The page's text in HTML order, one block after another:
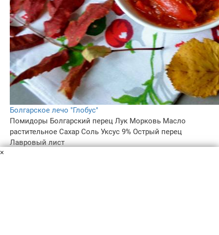
Болгарское лечо "Глобус"
Помидоры Болгарский перец Лук Морковь Масло
растительное Сахар Соль Уксус 9% Острый перец
Лавровый лист
×